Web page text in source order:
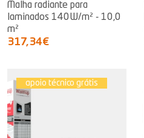
Malha radiante para
laminados 140W/m² - 10,0
m²
317,34€
apoio técnico grátis